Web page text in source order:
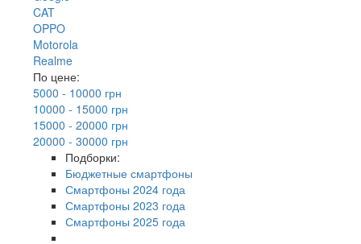
CAT
OPPO
Motorola
Realme
По цене:
5000 - 10000 грн
10000 - 15000 грн
15000 - 20000 грн
20000 - 30000 грн
Подборки:
Бюджетные смартфоны
Смартфоны 2024 года
Смартфоны 2023 года
Смартфоны 2025 года